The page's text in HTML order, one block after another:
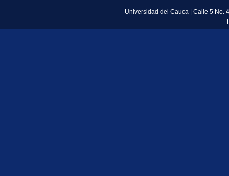
Universidad del Cauca | Calle 5 No.